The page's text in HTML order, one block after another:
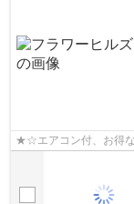
★☆エアコン付、お得